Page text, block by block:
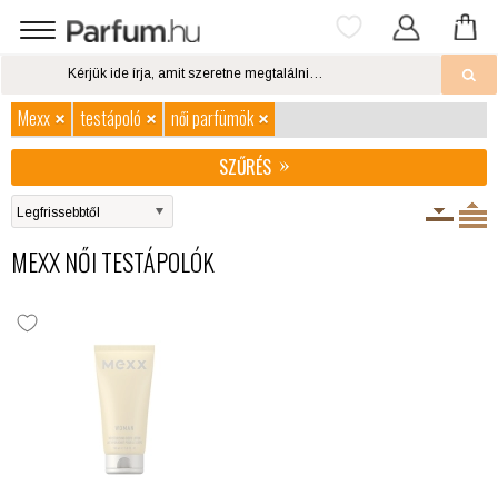
Mexx testápoló
női parfümök
SZŰRÉS
MEXX NŐI TESTÁPOLÓK